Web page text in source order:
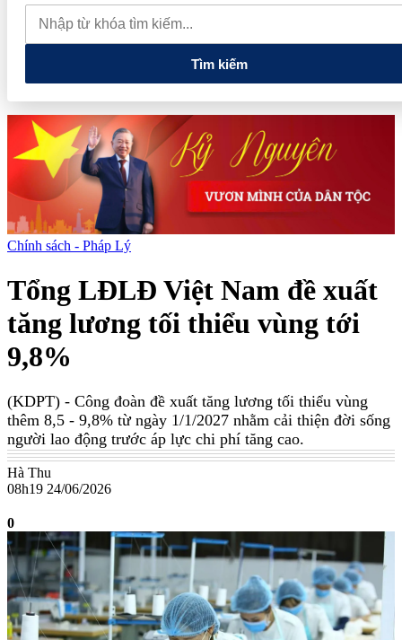
lao dốc mất mốc 100.000 đồng/kg
Chính phủ kiến tạo hệ sinh
thái phát triển, nâng tầm kinh tế tư nhân
Tìm kiếm
Chính sách - Pháp Lý
Tổng LĐLĐ Việt Nam đề xuất
tăng lương tối thiểu vùng tới
9,8%
(KDPT) - Công đoàn đề xuất tăng lương tối thiểu vùng
thêm 8,5 - 9,8% từ ngày 1/1/2027 nhằm cải thiện đời sống
người lao động trước áp lực chi phí tăng cao.
Hà Thu
08h19 24/06/2026
0